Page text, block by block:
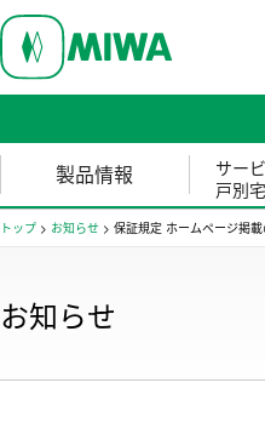
製品情報
サー
戸別
トップ > お知らせ > 保証規定 ホームページ掲
お知らせ